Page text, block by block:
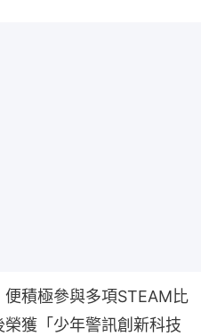
積極參與多項STEAM比
獲「少年警訊創新科技